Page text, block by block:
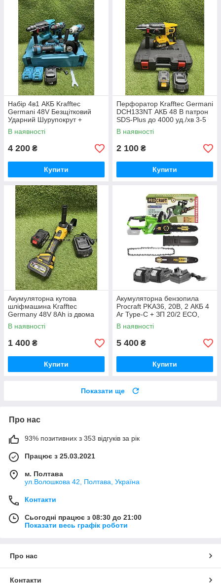
Набір 4в1 АКБ Krafftec
Germani 48V Безщітковий
Ударний Шурупокрут +
Перфоратор + Болгарка +
Гайковерт Набір 4в1
Німеччина Синій
В наявності
4 200 ₴
Купити
Перфоратор Krafftec Germani
DCH133NT АКБ 48 В патрон
SDS-Plus до 4000 уд./хв 3-5
Дж
В наявності
2 100 ₴
Купити
Акумуляторна кутова
шліфмашина Krafftec
Germany 48V 8Ah із двома
акумуляторами безщітковим
двигуном диском 125 мм БЕЗ
КЕЙСУ
В наявності
1 400 ₴
Купити
Акумуляторна бензопила
Procraft PKA36, 20В, 2 АКБ 4
Аг Type-C + ЗП 20/2 ECO,
шина 250 мм Німеччина
В наявності
5 400 ₴
Купити
Показати ще
Про нас
93% позитивних з 353 відгуків за рік
Працює з 25.03.2021
м. Полтава
ул.Волошкова 42, Полтава, Україна
Контакти
Сьогодні працює з 08:30 до 21:00
Показати весь графік роботи
Про нас
Контакти